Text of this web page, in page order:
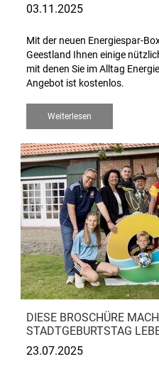
03.11.2025
Mit der neuen Energiespar-
Geestland Ihnen einige
mit denen Sie im Alltag
Angebot ist kostenlos.
Weiterlesen
DIESE BROSCHÜRE
STADTGEBURTSTAG
23.07.2025